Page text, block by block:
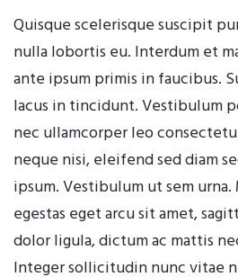
Quisque scelerisque suscipit
nulla lobortis eu. Interdum et
ante ipsum primis in faucibus.
lacus in tincidunt. Vestibulum
nec ullamcorper leo
neque nisi, eleifend sed diam
ipsum. Vestibulum ut sem
egestas eget arcu sit amet,
dolor ligula, dictum ac mattis
Integer sollicitudin nunc vitae